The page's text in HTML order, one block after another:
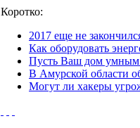
Коротко:
2017 еще не
Как оборудовать
Пусть Ваш дом
В Амурской области
Могут ли хакеры